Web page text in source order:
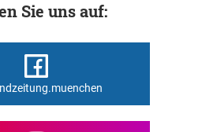
Sie uns auf: